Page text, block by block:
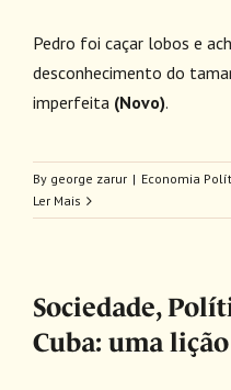
Pedro foi caçar lobos e
desconhecimento do
imperfeita (Novo).
By george zarur | Economia
Ler Mais
Sociedade,
Cuba: uma